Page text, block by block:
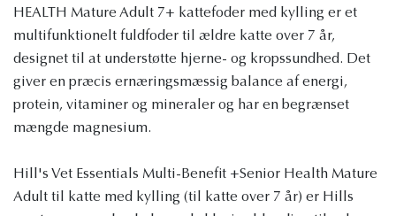
HEALTH Mature Adult 7+ kattefoder med kylling er et
multifunktionelt fuldfoder til ældre katte over 7 år,
designet til at understøtte hjerne- og kropssundhed. Det
giver en præcis ernæringsmæssig balance af energi,
protein, vitaminer og mineraler og har en begrænset
mængde magnesium.
Hill's Vet Essentials Multi-Benefit +Senior Health Mature
Adult til katte med kylling (til katte over 7 år) er Hills